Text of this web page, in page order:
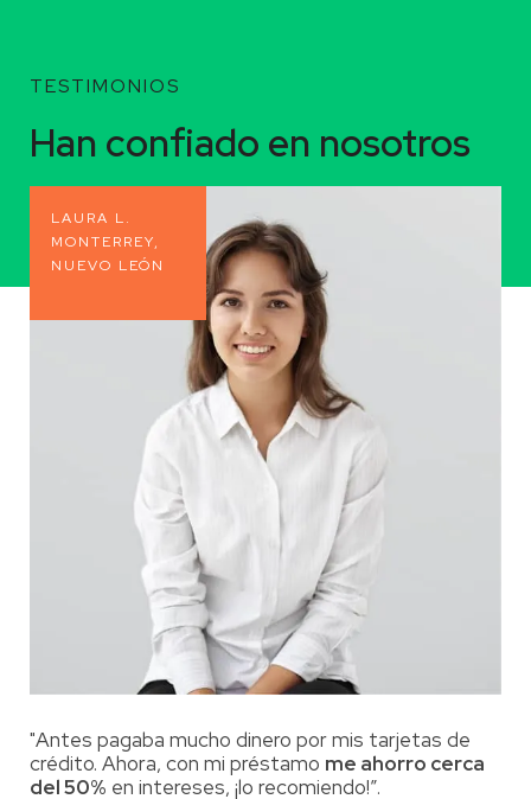
TESTIMONIOS
Han confiado en nosotros
LAURA L.
MONTERREY,
NUEVO LEÓN
"Antes pagaba mucho dinero por mis tarjetas de
crédito. Ahora, con mi préstamo me ahorro cerca
del 50% en intereses, ¡lo recomiendo!”.